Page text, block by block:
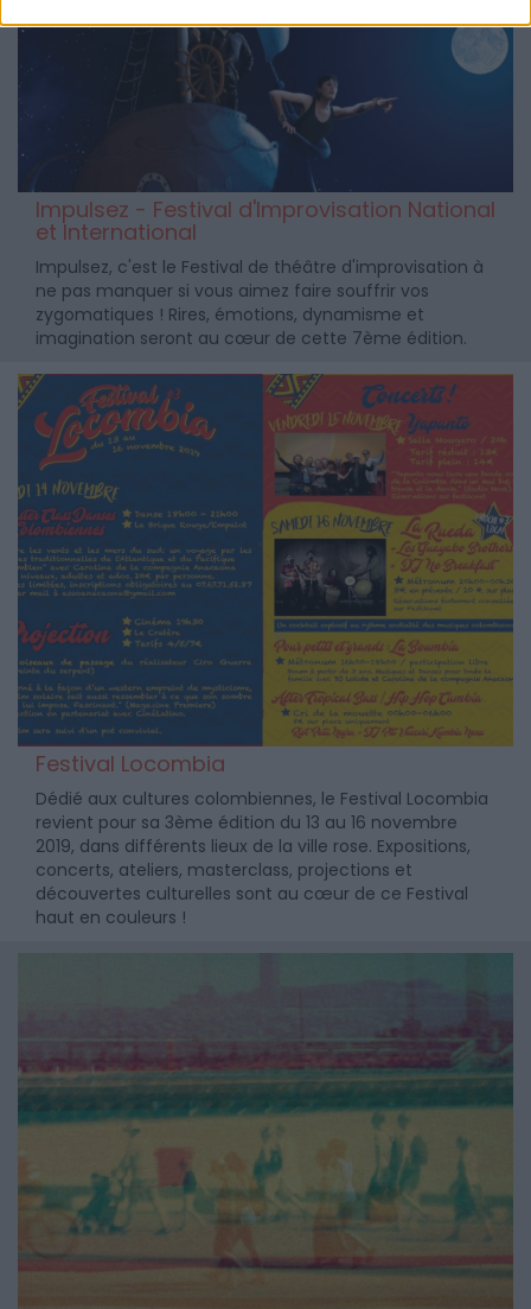
Impulsez - Festival d'Improvisation National
et International
Impulsez, c'est le Festival de théâtre d'improvisation à
ne pas manquer si vous aimez faire souffrir vos
zygomatiques ! Rires, émotions, dynamisme et
imagination seront au cœur de cette 7ème édition.
Festival Locombia
Dédié aux cultures colombiennes, le Festival Locombia
revient pour sa 3ème édition du 13 au 16 novembre
2019, dans différents lieux de la ville rose. Expositions,
concerts, ateliers, masterclass, projections et
découvertes culturelles sont au cœur de ce Festival
haut en couleurs !